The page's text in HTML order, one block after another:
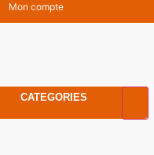
Mon compte
CATEGORIES